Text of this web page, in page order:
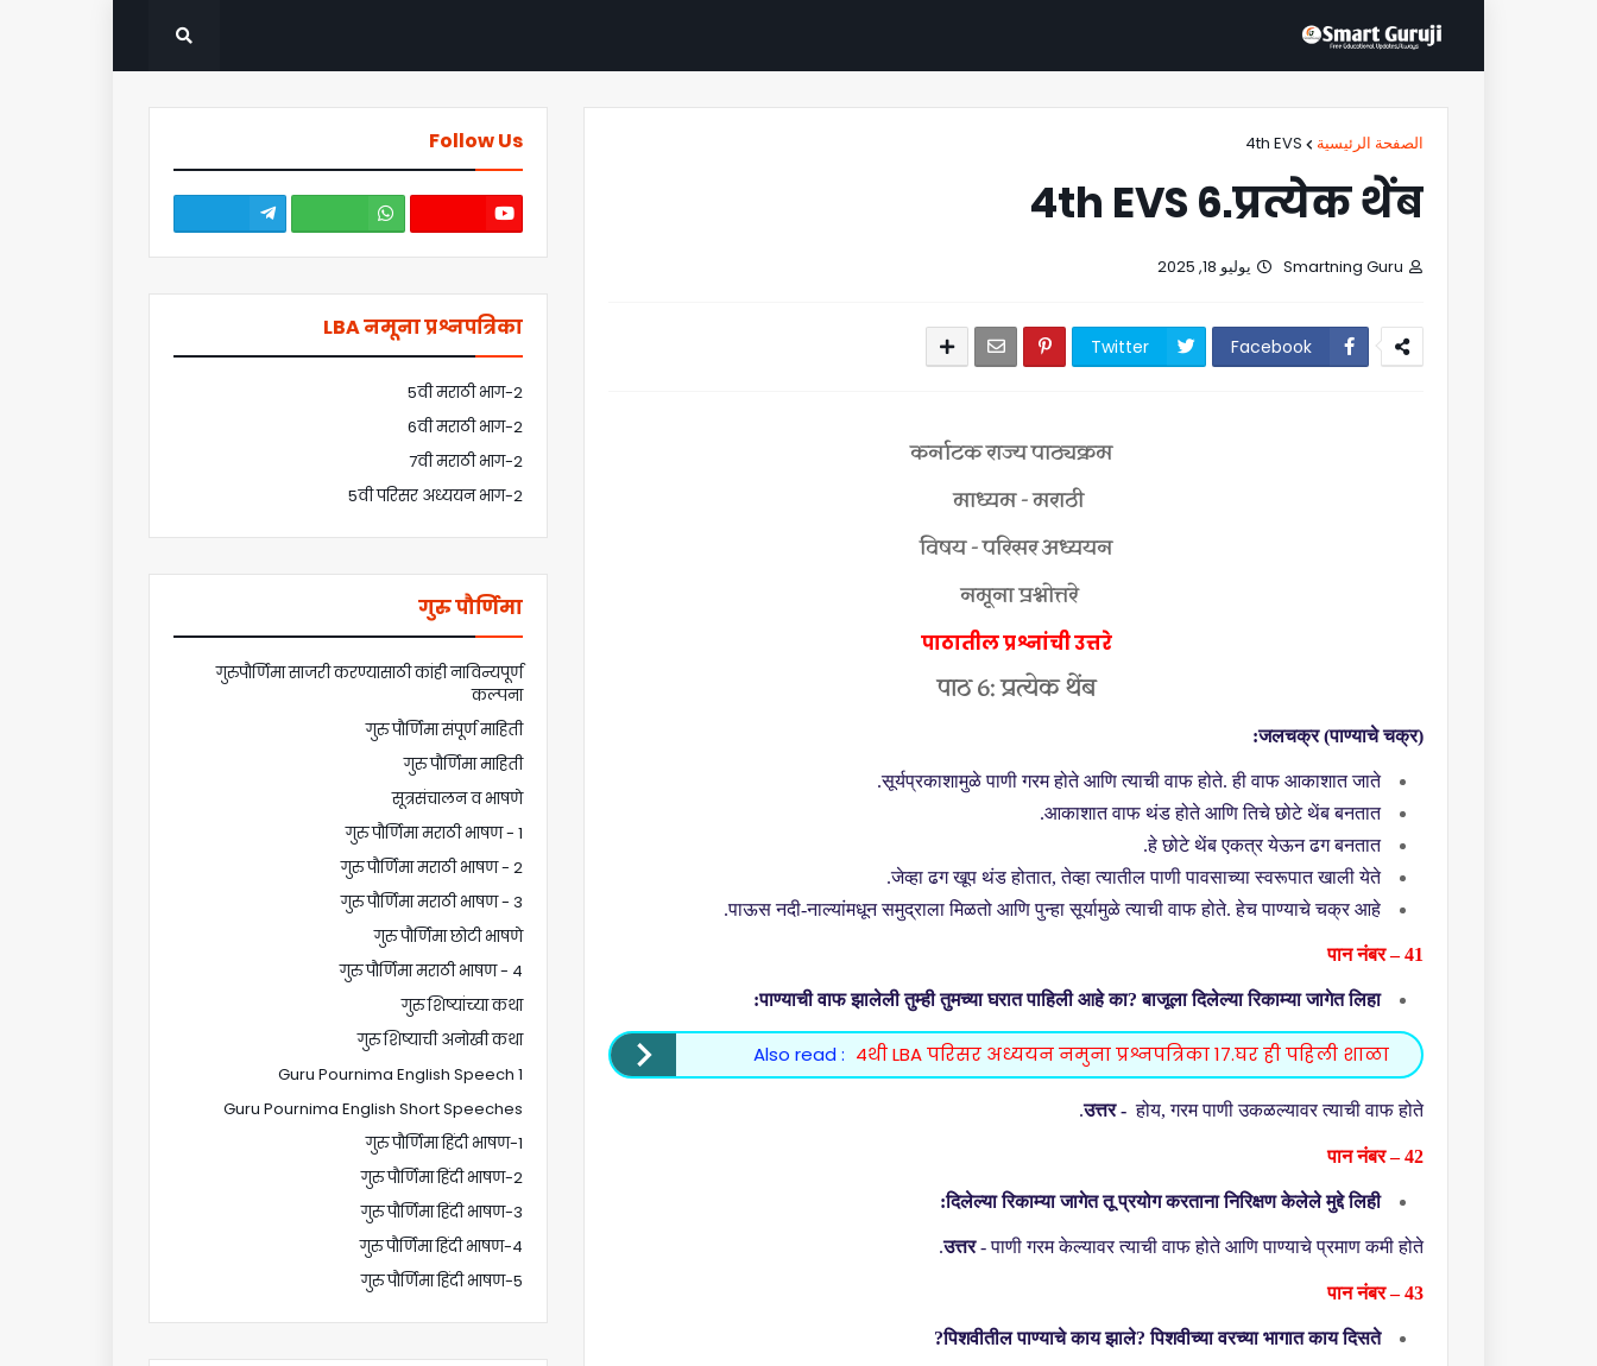
الصفحة الرئيسية 4th EVS
4th EVS 6.प्रत्येक थेंब
Smartning Guru يوليو 18, 2025
Facebook
Twitter
कर्नाटक राज्य पाठ्यक्रम
माध्यम - मराठी
विषय - परिसर अध्ययन
नमूना प्रश्नोत्तरे
पाठातील प्रश्नांची उत्तरे
पाठ6:प्रत्येक थेंब
जलचक्र (पाण्याचे चक्र):
सूर्यप्रकाशामुळे पाणी गरम होते आणि त्याची वाफ होते. ही वाफ आकाशात जाते.
आकाशात वाफ थंड होते आणि तिचे छोटे थेंब बनतात.
हे छोटे थेंब एकत्र येऊन ढग बनतात.
जेव्हा ढग खूप थंड होतात,तेव्हा त्यातील पाणी पावसाच्या स्वरूपात खाली येते.
पाऊस नदी-नाल्यांमधून समुद्राला मिळतो आणि पुन्हा सूर्यामुळे त्याची वाफ होते. हेच पाण्याचे चक्र आहे.
पान नंबर – 41
पाण्याची वाफ झालेली तुम्ही तुमच्या घरात पाहिली आहे का?बाजूला दिलेल्या रिकाम्या जागेत लिहा:
Also read : 4थी LBA परिसर अध्ययन नमुना प्रश्नपत्रिका 17.घर ही पहिली शाळा
उत्तर - होय,गरम पाणी उकळल्यावर त्याची वाफ होते.
पान नंबर – 42
दिलेल्या रिकाम्या जागेत तू प्रयोग करताना निरिक्षण केलेले मुद्दे लिही:
उत्तर- पाणी गरम केल्यावर त्याची वाफ होते आणि पाण्याचे प्रमाण कमी होते.
पान नंबर – 43
पिशवीतील पाण्याचे काय झाले?पिशवीच्या वरच्या भागात काय दिसते
?
Follow Us
LBA नमूना प्रश्नपत्रिका
5वी मराठी भाग-2
6वी मराठी भाग-2
7वी मराठी भाग-2
5वी परिसर अध्ययन भाग-2
गुरु पौर्णिमा
गुरुपौर्णिमा साजरी करण्यासाठी कांही नाविन्यपूर्ण
कल्पना
गुरु पौर्णिमा संपूर्ण माहिती
गुरु पौर्णिमा माहिती
सूत्रसंचालन व भाषणे
गुरु पौर्णिमा मराठी भाषण - 1
गुरु पौर्णिमा मराठी भाषण - 2
गुरु पौर्णिमा मराठी भाषण - 3
गुरु पौर्णिमा छोटी भाषणे
गुरु पौर्णिमा मराठी भाषण - 4
गुरु शिष्यांच्या कथा
गुरु शिष्याची अनोखी कथा
Guru Pournima English Speech 1
Guru Pournima English Short Speeches
गुरु पौर्णिमा हिंदी भाषण-1
गुरु पौर्णिमा हिंदी भाषण-2
गुरु पौर्णिमा हिंदी भाषण-3
गुरु पौर्णिमा हिंदी भाषण-4
गुरु पौर्णिमा हिंदी भाषण-5